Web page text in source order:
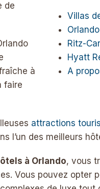
de
à
faire
Villas
Ritz-
Hyatt
A
attractions
l’un des meilleurs
à Orlando, vous
Vous pouvez opter